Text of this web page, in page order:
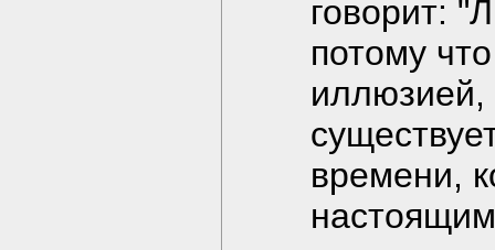
говорит:
потому
времени,